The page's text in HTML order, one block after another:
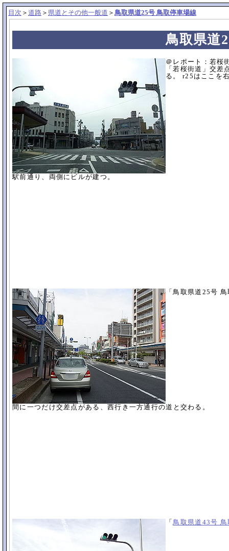
目次 ＞ 道路 ＞ 県道とその他一般道 ＞ 鳥取県道25号 鳥取停車場線
鳥取県道
＠レポート：若桜
「若桜街道」交
る。 r25はここを
駅前通り、両側にビルが建つ。
「鳥取県道25号
間に一つだけ交差点がある、西行き一方通行の道と交わる。
「 鳥取県道43号